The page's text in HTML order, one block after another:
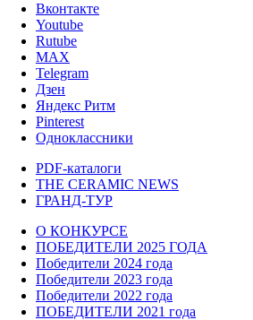
Вконтакте
Youtube
Rutube
MAX
Telegram
Дзен
Яндекс Ритм
Pinterest
Одноклассники
PDF-каталоги
THE CERAMIC NEWS
ГРАНД-ТУР
О КОНКУРСЕ
ПОБЕДИТЕЛИ 2025 ГОДА
Победители 2024 года
Победители 2023 года
Победители 2022 года
ПОБЕДИТЕЛИ 2021 года